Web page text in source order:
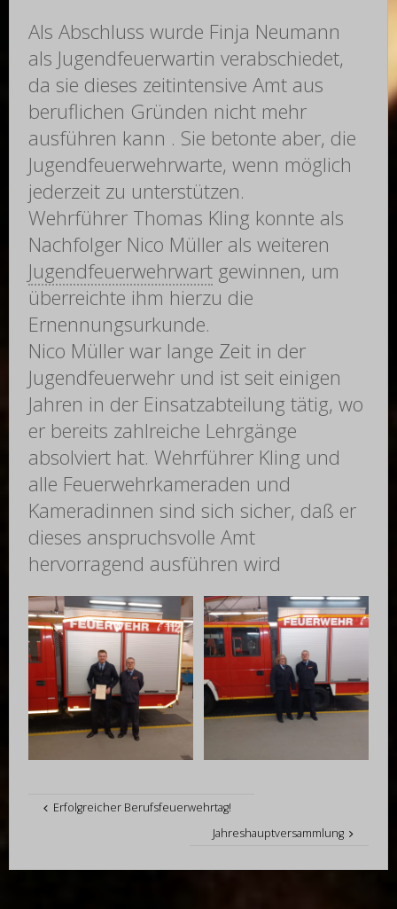
Als Abschluss wurde Finja Neumann
als Jugendfeuerwartin verabschiedet,
da sie dieses zeitintensive Amt aus
beruflichen Gründen nicht mehr
ausführen kann . Sie betonte aber, die
Jugendfeuerwehrwarte, wenn möglich
jederzeit zu unterstützen.
Wehrführer Thomas Kling konnte als
Nachfolger Nico Müller als weiteren
Jugendfeuerwehrwart gewinnen, um
überreichte ihm hierzu die
Ernennungsurkunde.
Nico Müller war lange Zeit in der
Jugendfeuerwehr und ist seit einigen
Jahren in der Einsatzabteilung tätig, wo
er bereits zahlreiche Lehrgänge
absolviert hat. Wehrführer Kling und
alle Feuerwehrkameraden und
Kameradinnen sind sich sicher, daß er
dieses anspruchsvolle Amt
hervorragend ausführen wird
Erfolgreicher Berufsfeuerwehrtag!
Jahreshauptversammlung